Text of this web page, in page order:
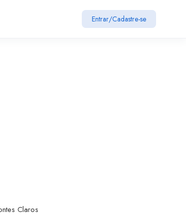
Entrar/Cadastre-se
Claros